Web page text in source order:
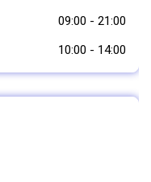
09:00 - 21:00
10:00 - 14:00